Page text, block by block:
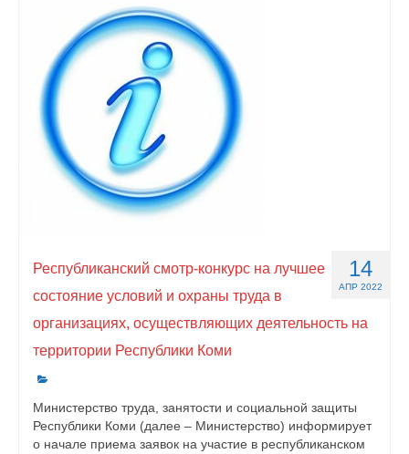
14
АПР 2022
Республиканский смотр-конкурс на лучшее
состояние условий и охраны труда в
организациях, осуществляющих деятельность на
территории Республики Коми
Министерство труда, занятости и социальной защиты
Республики Коми (далее – Министерство) информирует
о начале приема заявок на участие в республиканском